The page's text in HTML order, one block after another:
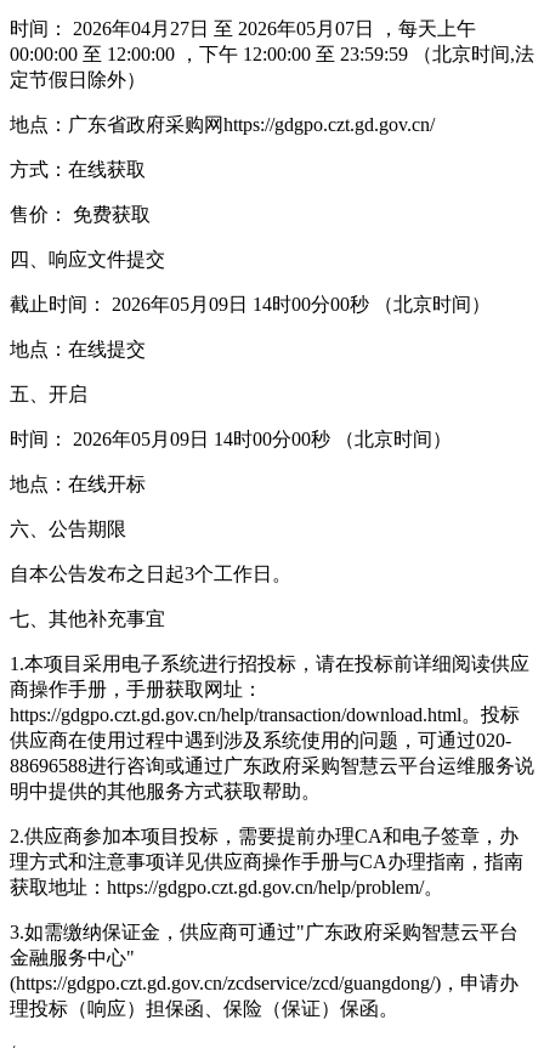
时间： 2026年04月27日 至 2026年05月07日 ，每天上午
00:00:00 至 12:00:00 ，下午 12:00:00 至 23:59:59 （北京时间,法
定节假日除外）
地点：广东省政府采购网https://gdgpo.czt.gd.gov.cn/
方式：在线获取
售价： 免费获取
四、响应文件提交
截止时间： 2026年05月09日 14时00分00秒 （北京时间）
地点：在线提交
五、开启
时间： 2026年05月09日 14时00分00秒 （北京时间）
地点：在线开标
六、公告期限
自本公告发布之日起3个工作日。
七、其他补充事宜
1.本项目采用电子系统进行招投标，请在投标前详细阅读供应
商操作手册，手册获取网址：
https://gdgpo.czt.gd.gov.cn/help/transaction/download.html。投标
供应商在使用过程中遇到涉及系统使用的问题，可通过020-
88696588进行咨询或通过广东政府采购智慧云平台运维服务说
明中提供的其他服务方式获取帮助。
2.供应商参加本项目投标，需要提前办理CA和电子签章，办
理方式和注意事项详见供应商操作手册与CA办理指南，指南
获取地址：https://gdgpo.czt.gd.gov.cn/help/problem/。
3.如需缴纳保证金，供应商可通过"广东政府采购智慧云平台
金融服务中心"
(https://gdgpo.czt.gd.gov.cn/zcdservice/zcd/guangdong/)，申请办
理投标（响应）担保函、保险（保证）保函。